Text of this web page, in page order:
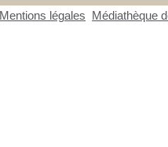
Mentions légales Médiathèque